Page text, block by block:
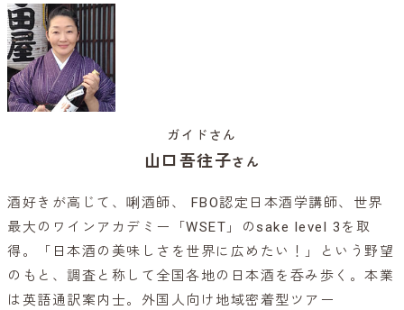
ガイドさん
山口吾往子さん
酒好きが高じて、唎酒師、 FBO認定日本酒学講師、世界
最大のワインアカデミー「WSET」のsake level 3を取
得。「日本酒の美味しさを世界に広めたい！」という野望
のもと、調査と称して全国各地の日本酒を呑み歩く。本業
は英語通訳案内士。外国人向け地域密着型ツアー